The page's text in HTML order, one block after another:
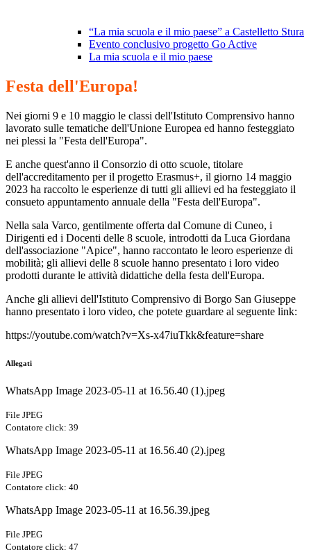
“La mia scuola e il mio paese” a Castelletto Stura
Evento conclusivo progetto Go Active
La mia scuola e il mio paese
Festa dell'Europa!
Nei giorni 9 e 10 maggio le classi dell'Istituto Comprensivo hanno
lavorato sulle tematiche dell'Unione Europea ed hanno festeggiato
nei plessi la "Festa dell'Europa".
E anche quest'anno il Consorzio di otto scuole, titolare
dell'accreditamento per il progetto Erasmus+, il giorno 14 maggio
2023 ha raccolto le esperienze di tutti gli allievi ed ha festeggiato il
consueto appuntamento annuale della "Festa dell'Europa".
Nella sala Varco, gentilmente offerta dal Comune di Cuneo, i
Dirigenti ed i Docenti delle 8 scuole, introdotti da Luca Giordana
dell'associazione "Apice", hanno raccontato le leoro esperienze di
mobilità; gli allievi delle 8 scuole hanno presentato i loro video
prodotti durante le attività didattiche della festa dell'Europa.
Anche gli allievi dell'Istituto Comprensivo di Borgo San Giuseppe
hanno presentato i loro video, che potete guardare al seguente link:
https://youtube.com/watch?v=Xs-x47iuTkk&feature=share
Allegati
WhatsApp Image 2023-05-11 at 16.56.40 (1).jpeg
File JPEG
Contatore click: 39
WhatsApp Image 2023-05-11 at 16.56.40 (2).jpeg
File JPEG
Contatore click: 40
WhatsApp Image 2023-05-11 at 16.56.39.jpeg
File JPEG
Contatore click: 47